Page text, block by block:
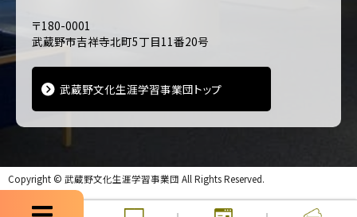
〒180-0001
武蔵野市吉祥寺北町5丁目11番20号
武蔵野文化生涯学習事業団トップ
Copyright © 武蔵野文化生涯学習事業団 All Rights Reserved.